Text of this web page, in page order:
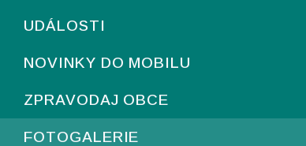
UDÁLOSTI
NOVINKY DO MOBILU
ZPRAVODAJ OBCE
FOTOGALERIE